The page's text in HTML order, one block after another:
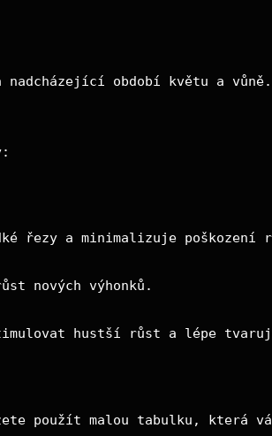
nadcházející období květu a
řezy a minimalizuje poškození
nových výhonků.
hustší růst a lépe
malou tabulku, která